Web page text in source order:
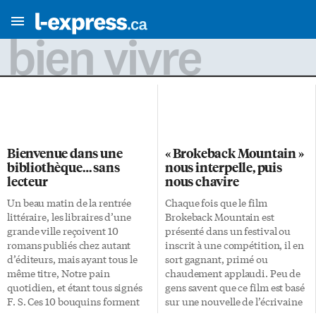
bien vivre
Bienvenue dans une
bibliothèque… sans
lecteur
Un beau matin de la rentrée
littéraire, les libraires d’une
grande ville reçoivent 10
romans publiés chez autant
d’éditeurs, mais ayant tous le
même titre, Notre pain
quotidien, et étant tous signés
F. S. Ces 10 bouquins forment
« Brokeback Mountain »
nous interpelle, puis
nous chavire
Chaque fois que le film
Brokeback Mountain est
présenté dans un festival ou
inscrit à une compétition, il en
sort gagnant, primé ou
chaudement applaudi. Peu de
gens savent que ce film est basé
sur une nouvelle de l’écrivaine